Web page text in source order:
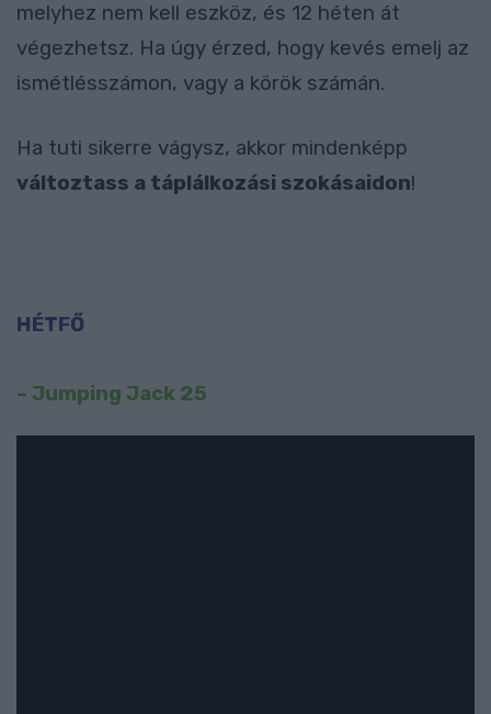
melyhez nem kell eszköz, és 12 héten át
végezhetsz. Ha úgy érzed, hogy kevés emelj az
ismétlésszámon, vagy a körök számán.
Ha tuti sikerre vágysz, akkor mindenképp
változtass a táplálkozási szokásaidon!
HÉTFŐ
– Jumping Jack 25